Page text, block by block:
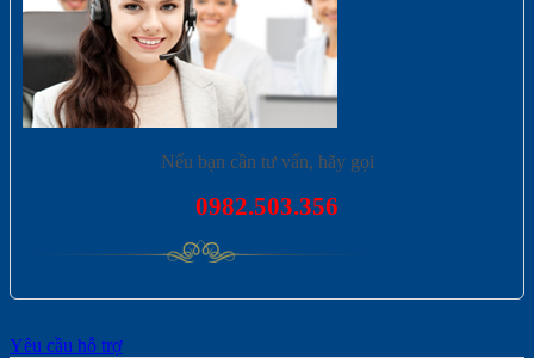
Nếu bạn cần tư vấn, hãy gọi
0982.503.356
Yêu cầu hỗ trợ